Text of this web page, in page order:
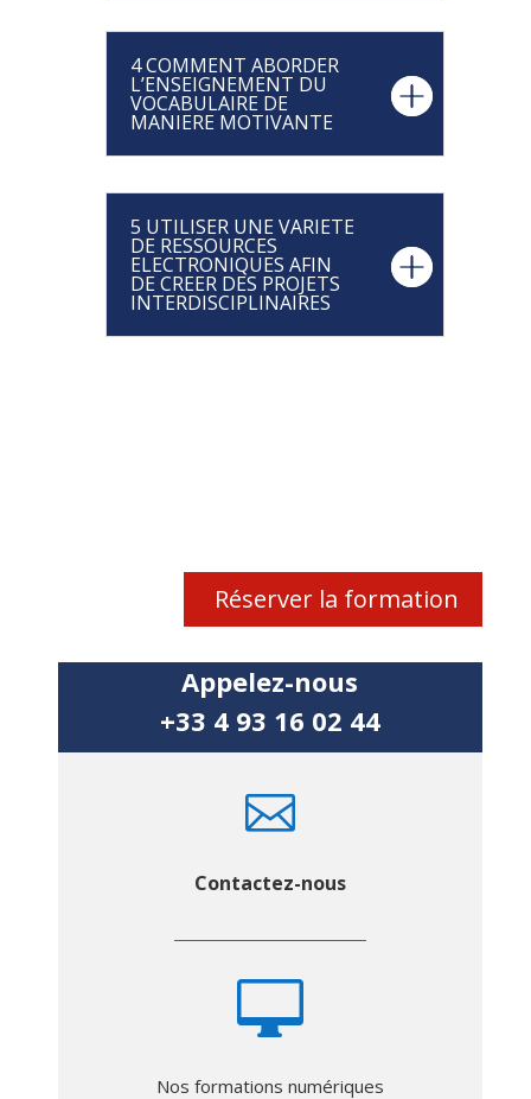
4 COMMENT ABORDER
L’ENSEIGNEMENT DU
VOCABULAIRE DE
MANIERE MOTIVANTE
5 UTILISER UNE VARIETE
DE RESSOURCES
ELECTRONIQUES AFIN
DE CREER DES PROJETS
INTERDISCIPLINAIRES
Réserver la formation
Appelez-nous
+33 4 93 16 02 44

Contactez-nous

Nos formations numériques